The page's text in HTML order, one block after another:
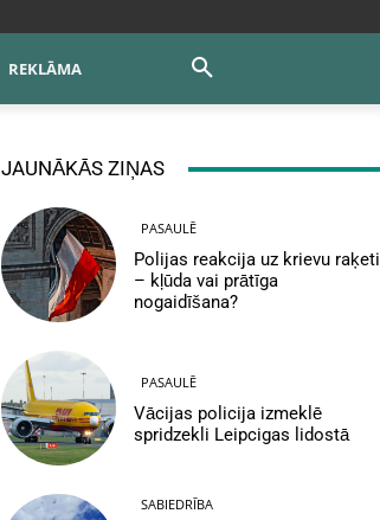
REKLĀMA
JAUNĀKĀS ZIŅAS
PASAULĒ
Polijas reakcija uz krievu raķeti
– kļūda vai prātīga
nogaidīšana?
PASAULĒ
Vācijas policija izmeklē
spridzekli Leipcigas lidostā
SABIEDRĪBA